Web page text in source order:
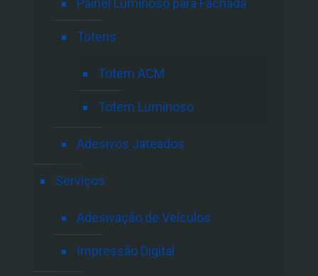
Painel Luminoso para Fachada
Totens
Totem ACM
Totem Luminoso
Adesivos Jateados
Serviços
Adesivação de Veículos
Impressão Digital